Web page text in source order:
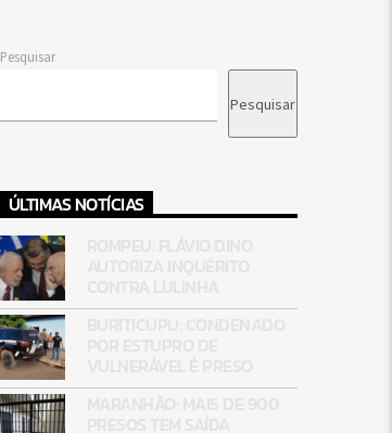
Pesquisar
Pesquisar
ÚLTIMAS NOTÍCIAS